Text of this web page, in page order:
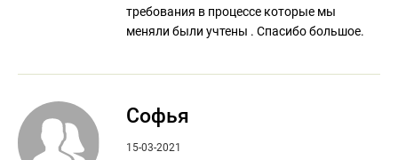
требования в процессе которые мы
меняли были учтены . Спасибо большое.
Софья
15-03-2021